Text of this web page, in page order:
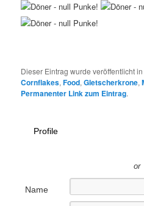
Dieser Eintrag wurde veröffentlicht
Cornflakes,Food,Gletscherkrone,
Permanenter Link zum Eintrag.
Profile
or
Name